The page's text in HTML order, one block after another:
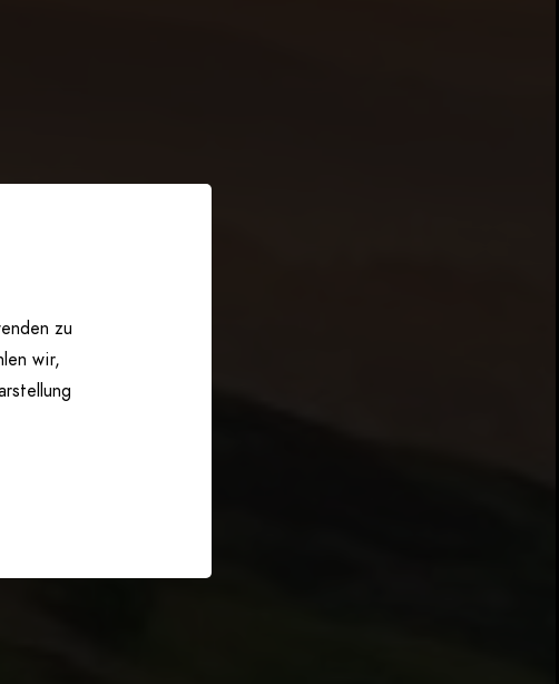
zu
wir,